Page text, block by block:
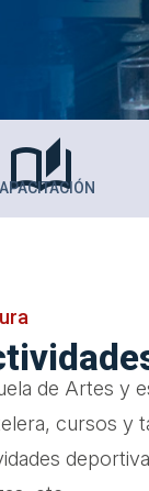
auto_stories
de Artes y
cursos y